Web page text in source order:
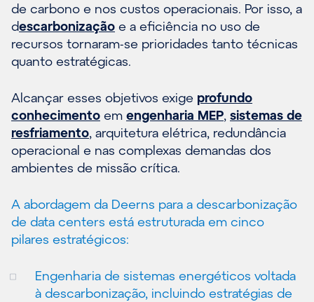
de carbono e nos custos operacionais. Por isso, a
descarbonização e a eficiência no uso de
recursos tornaram-se prioridades tanto técnicas
quanto estratégicas.
Alcançar esses objetivos exige profundo
conhecimento em engenharia MEP, sistemas de
resfriamento, arquitetura elétrica, redundância
operacional e nas complexas demandas dos
ambientes de missão crítica.
A abordagem da Deerns para a descarbonização
de data centers está estruturada em cinco
pilares estratégicos:
Engenharia de sistemas energéticos voltada
à descarbonização, incluindo estratégias de